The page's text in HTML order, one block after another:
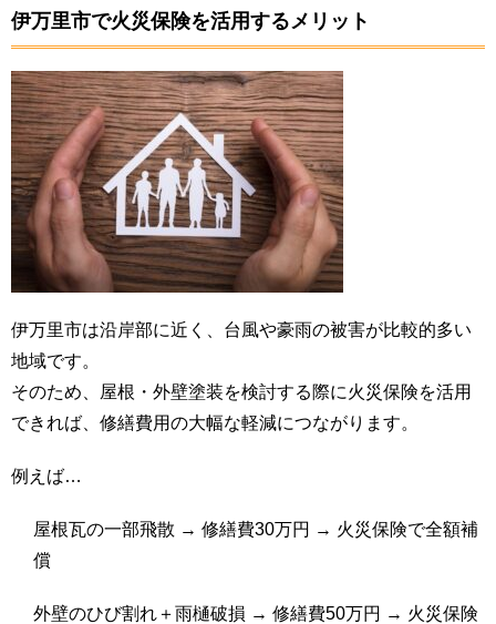
伊万里市で火災保険を活用するメリット
伊万里市は沿岸部に近く、台風や豪雨の被害が比較的多い
地域です。
そのため、屋根・外壁塗装を検討する際に火災保険を活用
できれば、修繕費用の大幅な軽減につながります。
例えば…
屋根瓦の一部飛散 → 修繕費30万円 → 火災保険で全額補
償
外壁のひび割れ＋雨樋破損 → 修繕費50万円 → 火災保険